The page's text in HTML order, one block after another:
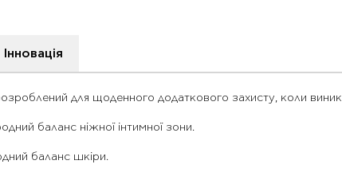
Інновація
розроблений для щоденного додаткового захисту, коли
баланс ніжної інтимної зони.
баланс шкіри.